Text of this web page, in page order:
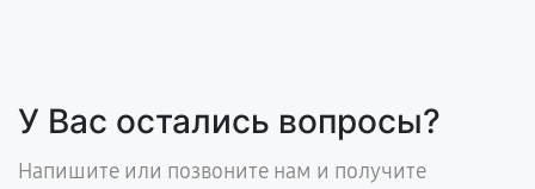
У Вас остались вопросы?
Напишите или позвоните нам и получите